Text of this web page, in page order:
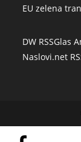
EU zelena
DW RSSGlas
Naslovi.net